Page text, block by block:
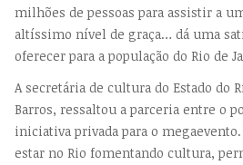
milhões de pessoas para assistir a
altíssimo nível de graça… dá uma
oferecer para a população do Rio de
A secretária de cultura do Estado do
Barros, ressaltou a parceria entre o
iniciativa privada para o
estar no Rio fomentando cultura,